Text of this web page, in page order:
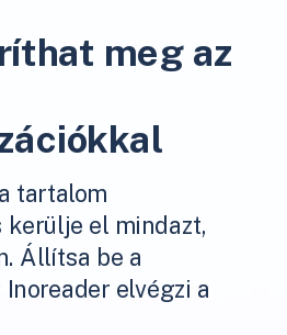
meg az
tartalom
el mindazt,
Állítsa be a
elvégzi a